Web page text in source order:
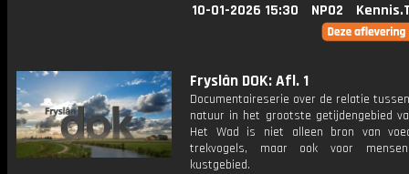
10-01-2026 15:30 NPO2
Fryslân DOK: Afl. 1
Documentaireserie over de relatie
natuur in het grootste getijdengebied
Het Wad is niet alleen bron van
trekvogels, maar ook voor
kustgebied.